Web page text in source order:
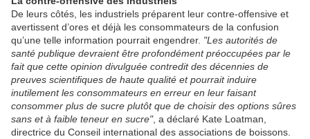
De leurs côtés, les industriels préparent leur contre-offensive et
avertissent d’ores et déjà les consommateurs de la confusion
qu’une telle information pourrait engendrer. "Les autorités de
santé publique devraient être profondément préoccupées par le
fait que cette opinion divulguée contredit des décennies de
preuves scientifiques de haute qualité et pourrait induire
inutilement les consommateurs en erreur en leur faisant
consommer plus de sucre plutôt que de choisir des options sûres
sans et à faible teneur en sucre", a déclaré Kate Loatman,
directrice du Conseil international des associations de boissons.